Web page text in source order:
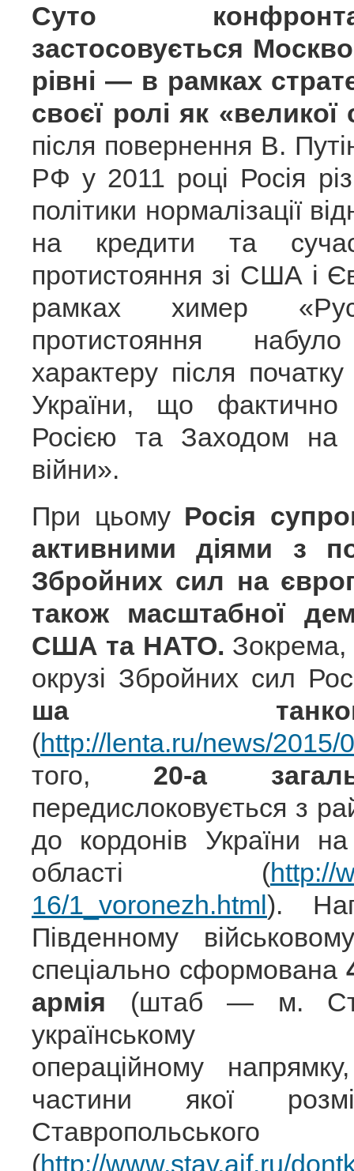
Суто
застосовується
рівні — в рамках
своєї ролі як «великої
після повернення В.
РФ у 2011 році Росія
політики нормалізації
на кредити та
протистояння зі США і
рамках химер
протистояння
характеру після початку
України, що фактично
Росією та Заходом на
війни».
При цьому Росія
активними діями з
Збройних сил на
також масштабної
США та НАТО. Зокрема,
окрузі Збройних сил
ша
(http://lenta.ru/news/2015/
того, 20-а
передислоковується з
до кордонів України
області (http://
16/1_voronezh.html).
Південному
спеціально сформована
армія (штаб — м.
українському
операційному
частини якої
(http://www.stav.aif.ru/